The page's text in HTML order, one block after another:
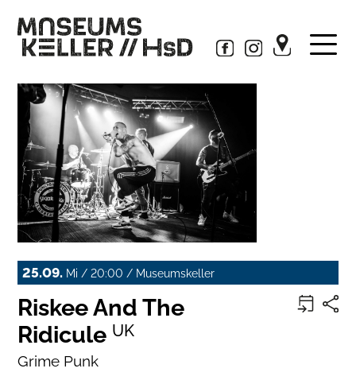
25.09. Mi / 20:00 / Museumskeller
Riskee And The
Ridicule UK
Grime Punk